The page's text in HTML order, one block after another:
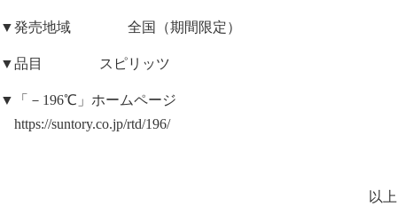
▼発売地域 全国（期間限定）
▼品目 スピリッツ
▼「－196℃」ホームページ
https://suntory.co.jp/rtd/196/
以上